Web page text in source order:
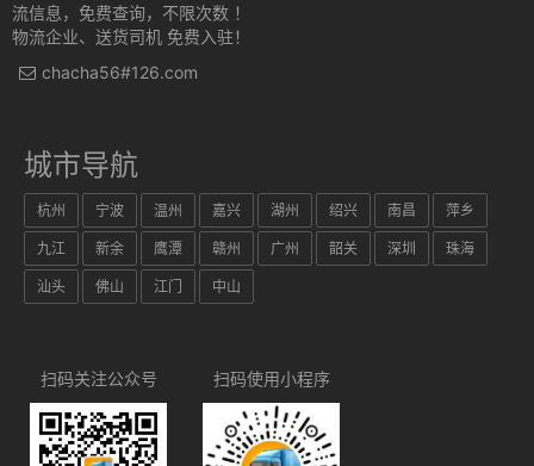
流信息，免费查询，不限次数 ！
物流企业、送货司机 免费入驻！
chacha56#126.com
城市导航
杭州 宁波 温州 嘉兴 湖州 绍兴 南昌 萍乡
九江 新余 鹰潭 赣州 广州 韶关 深圳 珠海
汕头 佛山 江门 中山
扫码关注公众号 扫码使用小程序